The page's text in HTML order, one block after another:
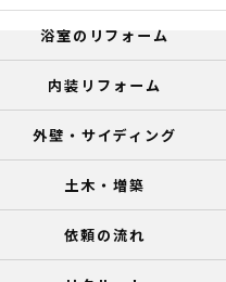
浴室のリフォーム
内装リフォーム
外壁・サイディング
土木・増築
依頼の流れ